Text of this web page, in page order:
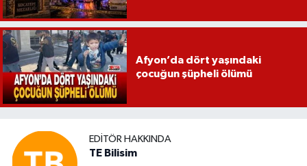
Afyon’da dört yaşındaki
çocuğun şüpheli ölümü
EDITÖR HAKKINDA
TE Bilisim